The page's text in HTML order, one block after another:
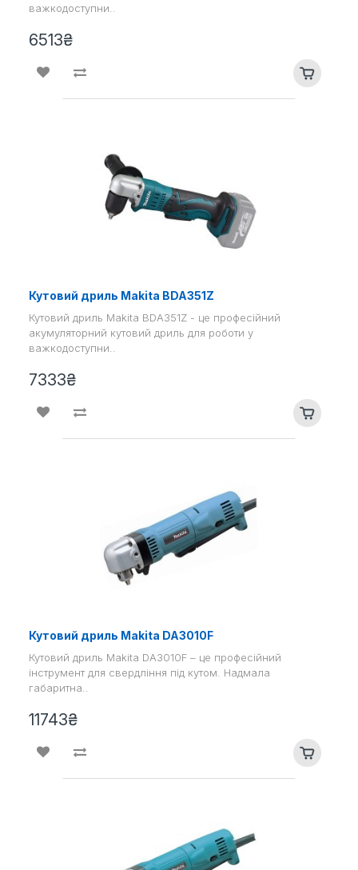
важкодоступни..
6513₴
Кутовий дриль Makita BDA351Z
Кутовий дриль Makita BDA351Z - це професійний
акумуляторний кутовий дриль для роботи у
важкодоступни..
7333₴
Кутовий дриль Makita DA3010F
Кутовий дриль Makita DA3010F – це професійний
інструмент для свердління під кутом. Надмала
габаритна..
11743₴